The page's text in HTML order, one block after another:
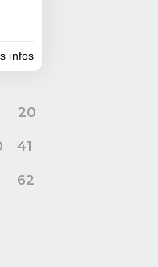
infos
20
41
62